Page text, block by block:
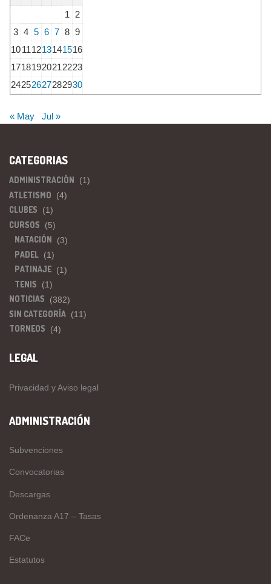
1
2
3 4 5 6 7 8 9
10111213141516
17181920212223
24252627282930
« May Jul »
CATEGORIAS
ADMINISTRACIÓN (1)
ATLETISMO (4)
CLUBES (1)
CURSOS (5)
NATACIÓN (3)
PADEL (1)
PATINAJE (1)
TENIS (1)
NOTICIAS (382)
SIN CATEGORÍA (11)
TORNEOS (4)
LEGAL
Privacidad y Aviso legal
ADMINISTRACIÓN
Subvenciones
Convocatorias
Descargas
Ordenanza A17 – Tasas
FACe
Estatutos